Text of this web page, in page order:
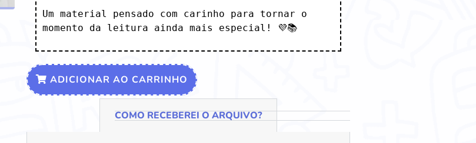
Um material pensado com carinho para tornar o
momento da leitura ainda mais especial! 💜📚
ADICIONAR AO CARRINHO
COMO RECEBEREI O ARQUIVO?